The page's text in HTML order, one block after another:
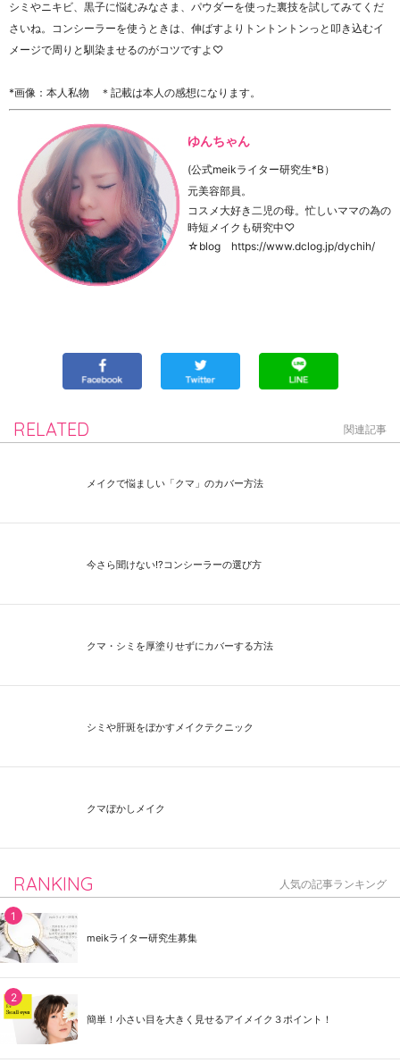
シミやニキビ、黒子に悩むみなさま、パウダーを使った裏技を試してみてくだ
さいね。コンシーラーを使うときは、伸ばすよりトントントンっと叩き込むイ
メージで周りと馴染ませるのがコツですよ♡
*画像：本人私物 ＊記載は本人の感想になります。
ゆんちゃん
(公式meikライター研究生*B）
元美容部員。
コスメ大好き二児の母。忙しいママの為の
時短メイクも研究中♡
☆blog https://www.dclog.jp/dychih/
RELATED 関連記事
メイクで悩ましい「クマ」のカバー方法
今さら聞けない⁉コンシーラーの選び方
クマ・シミを厚塗りせずにカバーする方法
シミや肝斑をぼかすメイクテクニック
クマぼかしメイク
RANKING 人気の記事ランキング
meikライター研究生募集
簡単！小さい目を大きく見せるアイメイク３ポイント！